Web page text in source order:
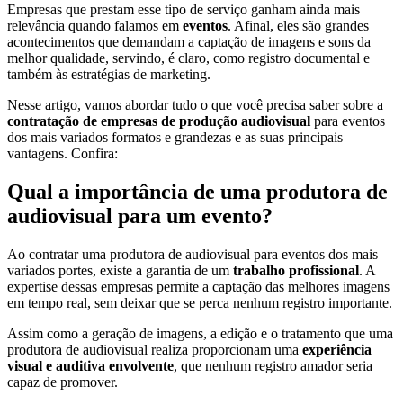
Empresas que prestam esse tipo de serviço ganham ainda mais
relevância quando falamos em eventos. Afinal, eles são grandes
acontecimentos que demandam a captação de imagens e sons da
melhor qualidade, servindo, é claro, como registro documental e
também às estratégias de marketing.
Nesse artigo, vamos abordar tudo o que você precisa saber sobre a
contratação de empresas de produção audiovisual para eventos
dos mais variados formatos e grandezas e as suas principais
vantagens. Confira:
Qual a importância de uma produtora de
audiovisual para um evento?
Ao contratar uma produtora de audiovisual para eventos dos mais
variados portes, existe a garantia de um trabalho profissional. A
expertise dessas empresas permite a captação das melhores imagens
em tempo real, sem deixar que se perca nenhum registro importante.
Assim como a geração de imagens, a edição e o tratamento que uma
produtora de audiovisual realiza proporcionam uma experiência
visual e auditiva envolvente, que nenhum registro amador seria
capaz de promover.